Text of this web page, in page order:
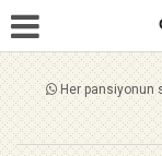
Her pansiyonun